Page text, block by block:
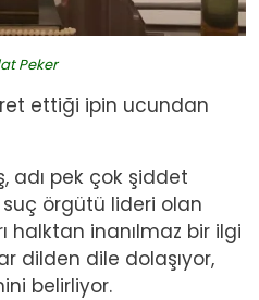
Peker
ettiği ipin ucundan
adı pek çok şiddet
suç örgütü lideri olan
halktan inanılmaz bir ilgi
dilden dile dolaşıyor,
belirliyor.